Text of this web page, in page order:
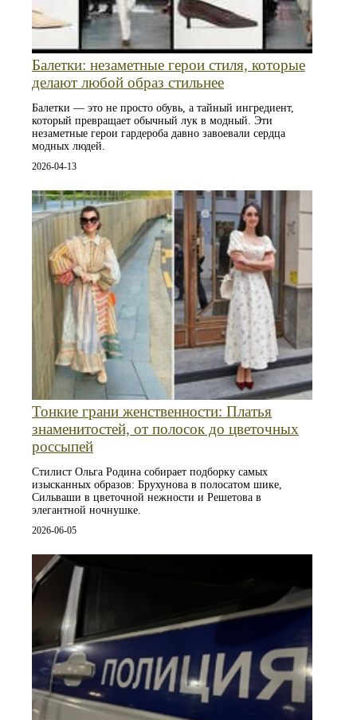
Балетки: незаметные герои стиля, которые
делают любой образ стильнее
Балетки — это не просто обувь, а тайный ингредиент,
который превращает обычный лук в модный. Эти
незаметные герои гардероба давно завоевали сердца
модных людей.
2026-04-13
Тонкие грани женственности: Платья
знаменитостей, от полосок до цветочных
россыпей
Стилист Ольга Родина собирает подборку самых
изысканных образов: Брухунова в полосатом шике,
Сильваши в цветочной нежности и Решетова в
элегантной ночнушке.
2026-06-05